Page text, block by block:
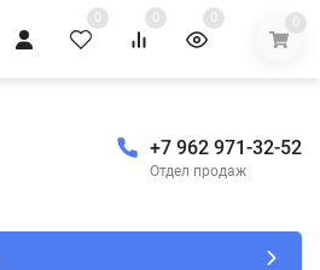
0 0 0 0
+7 962 971-32-52
Отдел продаж